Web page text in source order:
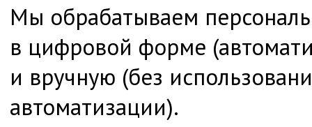
Мы обрабатываем
в цифровой форме
и вручную (без
автоматизации).